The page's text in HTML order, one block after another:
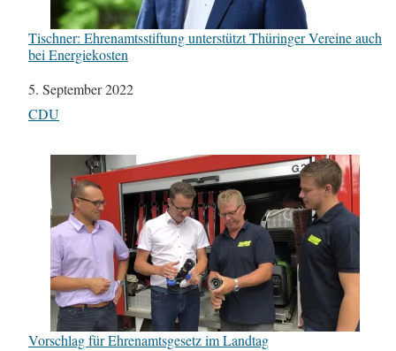
Tischner: Ehrenamtsstiftung unterstützt Thüringer Vereine auch
bei Energiekosten
Datum
5. September 2022
In Bezug auf
CDU
Vorschlag für Ehrenamtsgesetz im Landtag